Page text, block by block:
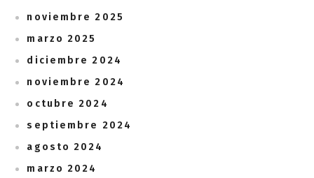
noviembre 2025
marzo 2025
diciembre 2024
noviembre 2024
octubre 2024
septiembre 2024
agosto 2024
marzo 2024